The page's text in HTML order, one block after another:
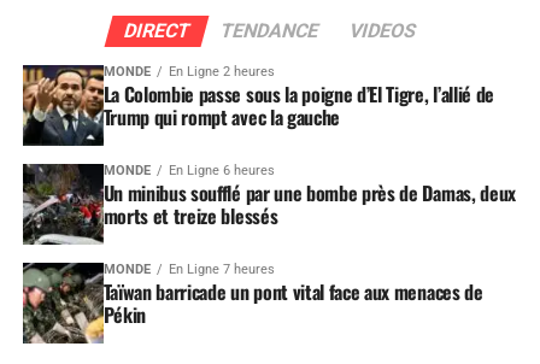
DIRECT TENDANCE VIDEOS
MONDE En Ligne 2 heures
La Colombie passe sous la poigne d’El Tigre, l’allié de
Trump qui rompt avec la gauche
MONDE En Ligne 6 heures
Un minibus soufflé par une bombe près de Damas, deux
morts et treize blessés
MONDE En Ligne 7 heures
Taïwan barricade un pont vital face aux menaces de
Pékin